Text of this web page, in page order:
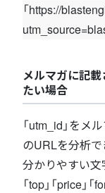
「https://
メルマガに記
たい場合
「utm_id」をメ
のURLを分析
分かりやすい文
「top」「price」